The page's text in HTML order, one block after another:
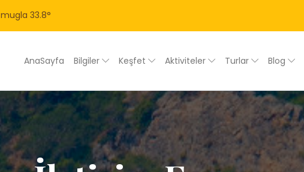
mugla 33.8°
AnaSayfa Bilgiler Keşfet Aktiviteler Turlar Blog